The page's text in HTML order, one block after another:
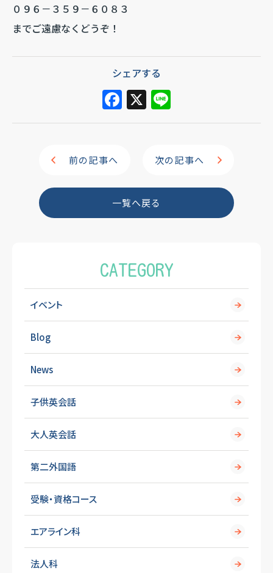
０９６－３５９－６０８３
までご遠慮なくどうぞ！
シェアする
F
a
o
o
X
n
前の記事へ 次の記事へ
一覧へ戻る
CATEGORY
イベント
Blog
News
子供英会話
大人英会話
第二外国語
受験・資格コース
エアライン科
法人科